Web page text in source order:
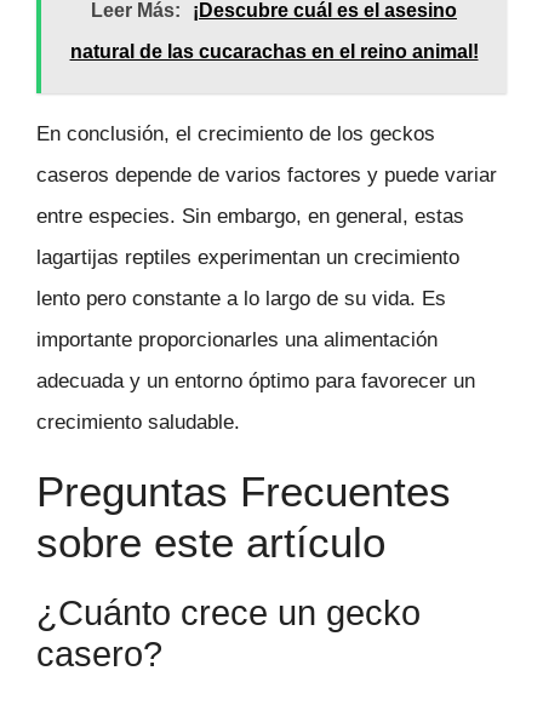
Leer Más:
¡Descubre cuál es el asesino
natural de las cucarachas en el reino animal!
En conclusión, el crecimiento de los geckos
caseros depende de varios factores y puede variar
entre especies. Sin embargo, en general, estas
lagartijas reptiles experimentan un crecimiento
lento pero constante a lo largo de su vida. Es
importante proporcionarles una alimentación
adecuada y un entorno óptimo para favorecer un
crecimiento saludable.
Preguntas Frecuentes
sobre este artículo
¿Cuánto crece un gecko
casero?